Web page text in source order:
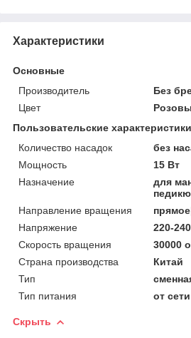
Характеристики
Основные
Производитель
Без
Цвет
Пользовательские характеристики
Количество насадок
без
Мощность
15 Вт
Назначение
для
Направление вращения
Напряжение
220-
Скорость вращения
30000
Страна производства
Китай
Тип
Тип питания
от сети
Скрыть